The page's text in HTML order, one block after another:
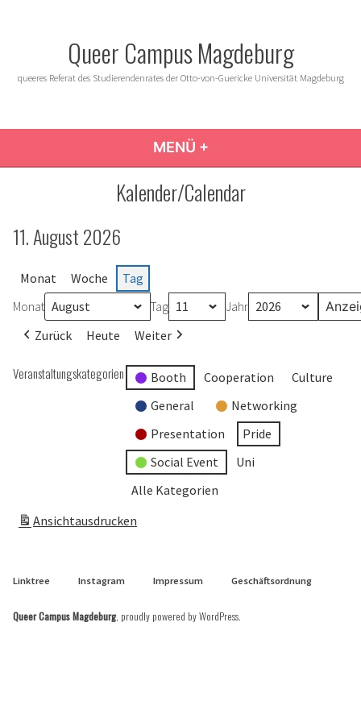
Queer Campus Magdeburg
queeres Referat des Studierendenrates der Otto-von-Guericke Universität Magdeburg
MENÜ +
Kalender/Calendar
11. August 2026
Monat Woche Tag
Monat Tag Jahr
Zurück Heute Weiter
Veranstaltungskategorien Booth Cooperation
Culture
General
Networking
Presentation
Pride
Social Event
Uni
Alle Kategorien
Ansichtausdrucken
Linktree Instagram Impressum Geschäftsordnung
Queer Campus Magdeburg, proudly powered by WordPress.